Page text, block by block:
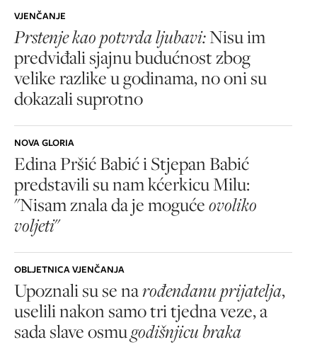
VJENČANJE
Prstenje kao potvrda ljubavi:Nisu im
predviđali sjajnu budućnost zbog
velike razlike u godinama, no oni su
dokazali suprotno
NOVA GLORIA
Edina Pršić Babić i Stjepan Babić
predstavili su nam kćerkicu Milu:
"Nisam znala da je mogućeovoliko
voljeti"
OBLJETNICA VJENČANJA
Upoznali su se narođendanu prijatelja,
uselili nakon samo tri tjedna veze, a
sada slave osmugodišnjicu braka